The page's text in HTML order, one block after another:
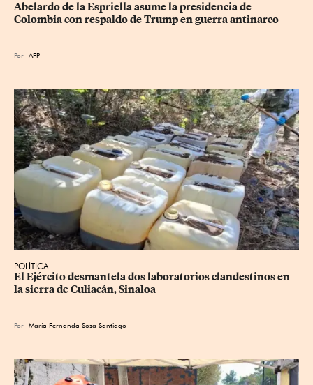
Abelardo de la Espriella asume la presidencia de
Colombia con respaldo de Trump en guerra antinarco
Por AFP
POLÍTICA
El Ejército desmantela dos laboratorios clandestinos en
la sierra de Culiacán, Sinaloa
Por María Fernanda Sosa Santiago